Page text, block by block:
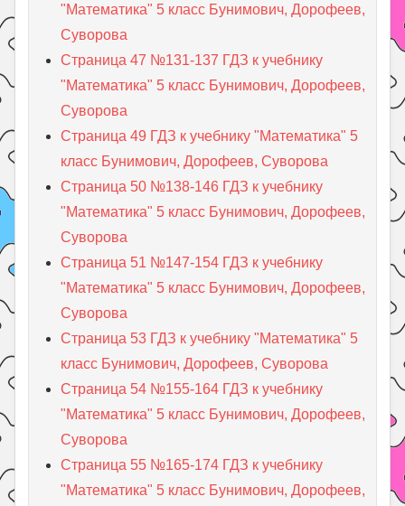
"Математика" 5 класс Бунимович, Дорофеев,
Суворова
Страница 47 №131-137 ГДЗ к учебнику
"Математика" 5 класс Бунимович, Дорофеев,
Суворова
Страница 49 ГДЗ к учебнику "Математика" 5
класс Бунимович, Дорофеев, Суворова
Страница 50 №138-146 ГДЗ к учебнику
"Математика" 5 класс Бунимович, Дорофеев,
Суворова
Страница 51 №147-154 ГДЗ к учебнику
"Математика" 5 класс Бунимович, Дорофеев,
Суворова
Страница 53 ГДЗ к учебнику "Математика" 5
класс Бунимович, Дорофеев, Суворова
Страница 54 №155-164 ГДЗ к учебнику
"Математика" 5 класс Бунимович, Дорофеев,
Суворова
Страница 55 №165-174 ГДЗ к учебнику
"Математика" 5 класс Бунимович, Дорофеев,